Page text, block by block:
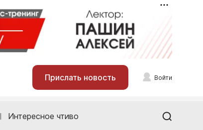
Прислать новость Войти
Интересное чтиво